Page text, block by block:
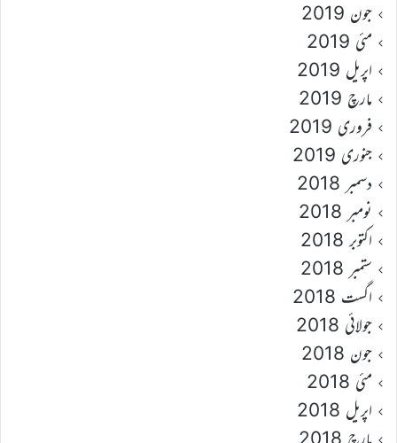
جون 2019
مئی 2019
اپریل 2019
مارچ 2019
فروری 2019
جنوری 2019
دسمبر 2018
نومبر 2018
اکتوبر 2018
ستمبر 2018
اگست 2018
جولائی 2018
جون 2018
مئی 2018
اپریل 2018
مارچ 2018